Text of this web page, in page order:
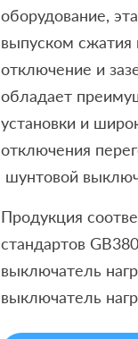
оборудование,
выпуском
отключение и
обладает
установки и
отключения
шунтовой
Продукция
стандартов
выключатель
выключатель